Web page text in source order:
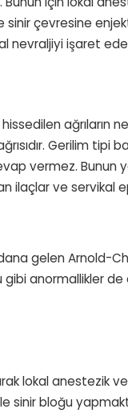
sinir çevresine
nevraljiyi işaret
hissedilen ağrıların
Gerilim tipi
vermez. Bunun
ilaçlar ve servikal
gelen Arnold-
anormallikler de
lokal anestezik
sinir bloğu